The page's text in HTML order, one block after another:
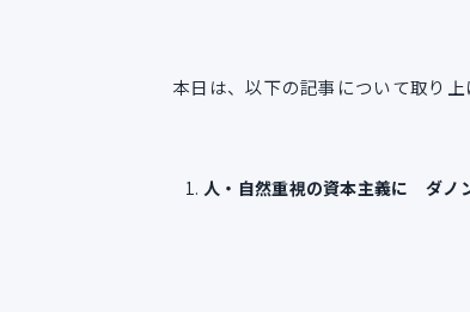
本日は、以下の記事について取り上
人・自然重視の資本主義に ダノ